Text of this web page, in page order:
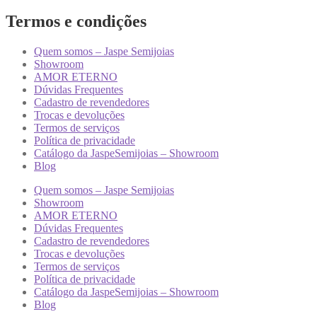
Termos e condições
Quem somos – Jaspe Semijoias
Showroom
AMOR ETERNO
Dúvidas Frequentes
Cadastro de revendedores
Trocas e devoluções
Termos de serviços
Política de privacidade
Catálogo da JaspeSemijoias – Showroom
Blog
Quem somos – Jaspe Semijoias
Showroom
AMOR ETERNO
Dúvidas Frequentes
Cadastro de revendedores
Trocas e devoluções
Termos de serviços
Política de privacidade
Catálogo da JaspeSemijoias – Showroom
Blog